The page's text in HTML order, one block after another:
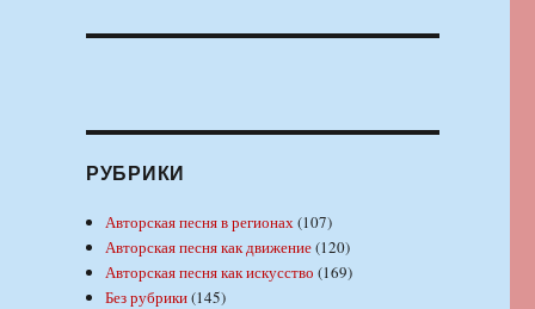
РУБРИКИ
Авторская песня в регионах(107)
Авторская песня как движение(120)
Авторская песня как искусство (169)
Без рубрики(145)